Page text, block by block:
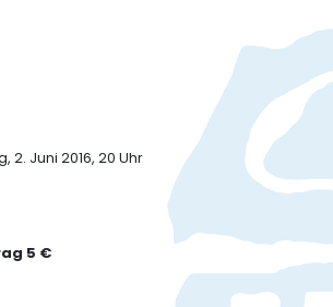
2. Juni 2016, 20 Uhr
5 €